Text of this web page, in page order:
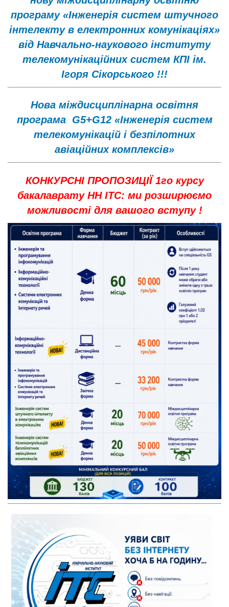
програму «Інженерія систем штучного
інтелекту в електронних комунікаціях»
від Навчально-наукового інституту
телекомунікаційних систем КПІ ім.
Ігоря Сікорського !!!
Нова міждисциплінарна освітня
програма G5+G12 «Інженерія систем
телекомунікацій і безпілотних
авіаційних комплексів»
КОНКУРСНІ ПРОПОЗИЦІЇ 1го курсу
бакалаврату НН ІТС: ми розширюємо
можливості для вашого вступу !